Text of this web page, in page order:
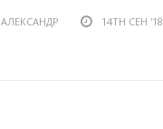
АЛЕКСАНДР 14TH СЕН '18